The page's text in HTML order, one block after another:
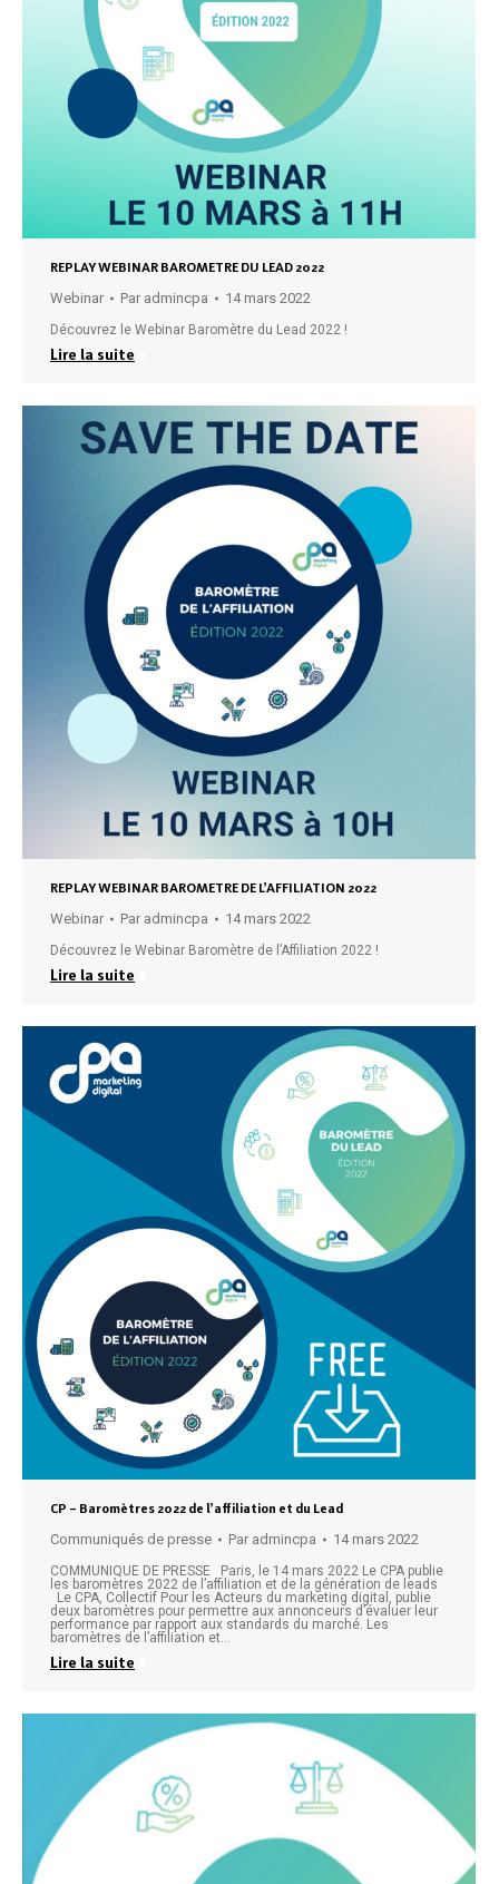
REPLAY WEBINAR BAROMETRE DU LEAD 2022
Webinar Par admincpa 14 mars 2022
Découvrez le Webinar Baromètre du Lead 2022 !
Lire la suite
REPLAY WEBINAR BAROMETRE DE L’AFFILIATION 2022
Webinar Par admincpa 14 mars 2022
Découvrez le Webinar Baromètre de l’Affiliation 2022 !
Lire la suite
CP – Baromètres 2022 de l’affiliation et du Lead
Communiqués de presse Par admincpa 14 mars 2022
COMMUNIQUE DE PRESSE Paris, le 14 mars 2022 Le CPA publie
les baromètres 2022 de l’affiliation et de la génération de leads
Le CPA, Collectif Pour les Acteurs du marketing digital, publie
deux baromètres pour permettre aux annonceurs d’évaluer leur
performance par rapport aux standards du marché. Les
baromètres de l’affiliation et…
Lire la suite